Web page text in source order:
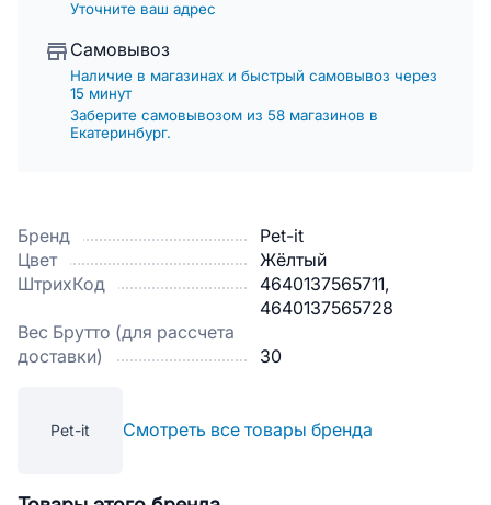
Бренд
Pet-it
Цвет
Жёлтый
ШтрихКод
4640137565711,
4640137565728
Вес Брутто (для рассчета
доставки)
30
Pet-it Смотреть все товары бренда
Уточните ваш адрес
Самовывоз
Наличие в магазинах и быстрый самовывоз через
15 минут
Заберите самовывозом из 58 магазинов в
Екатеринбург.